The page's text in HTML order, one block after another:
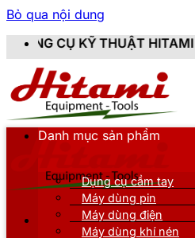
Bỏ qua nội dung
HITAMI - CUNG CẤP
Danh mục sản phẩm
Dụng cụ cầm tay
Máy dùng pin
Máy dùng điện
Máy dùng khí nén